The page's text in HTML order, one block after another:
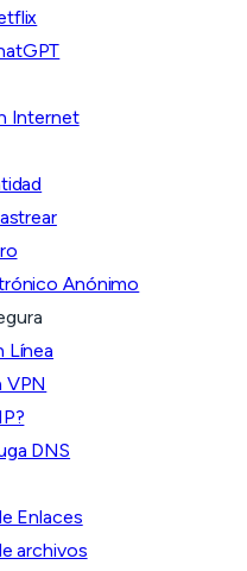
Internet
Anónimo
Línea
VPN
DNS
Enlaces
archivos